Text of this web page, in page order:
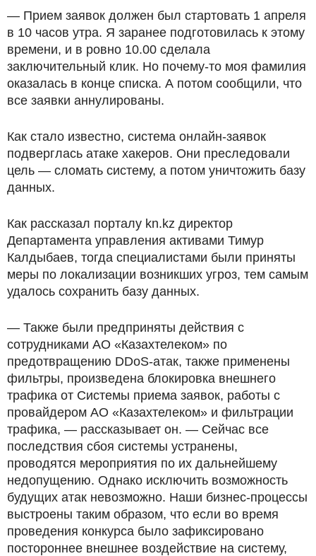
— Прием заявок должен был стартовать 1 апреля
в 10 часов утра. Я заранее подготовилась к этому
времени, и в ровно 10.00 сделала
заключительный клик. Но почему-то моя фамилия
оказалась в конце списка. А потом сообщили, что
все заявки аннулированы.
Как стало известно, система онлайн-заявок
подверглась атаке хакеров. Они преследовали
цель — сломать систему, а потом уничтожить базу
данных.
Как рассказал порталу kn.kz директор
Департамента управления активами Тимур
Калдыбаев, тогда специалистами были приняты
меры по локализации возникших угроз, тем самым
удалось сохранить базу данных.
— Также были предприняты действия с
сотрудниками АО «Казахтелеком» по
предотвращению DDoS-атак, также применены
фильтры, произведена блокировка внешнего
трафика от Системы приема заявок, работы с
провайдером АО «Казахтелеком» и фильтрации
трафика, — рассказывает он. — Сейчас все
последствия сбоя системы устранены,
проводятся мероприятия по их дальнейшему
недопущению. Однако исключить возможность
будущих атак невозможно. Наши бизнес-процессы
выстроены таким образом, что если во время
проведения конкурса было зафиксировано
постороннее внешнее воздействие на систему,